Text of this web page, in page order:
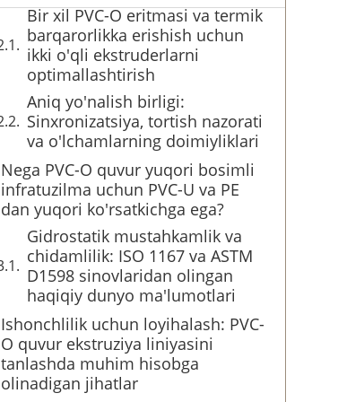
Bir xil PVC-O eritmasi va termik
barqarorlikka erishish uchun
ikki o'qli ekstruderlarni
optimallashtirish
Aniq yo'nalish birligi:
Sinxronizatsiya, tortish nazorati
va o'lchamlarning doimiyliklari
Nega PVC-O quvur yuqori bosimli
infratuzilma uchun PVC-U va PE
dan yuqori ko'rsatkichga ega?
Gidrostatik mustahkamlik va
chidamlilik: ISO 1167 va ASTM
D1598 sinovlaridan olingan
haqiqiy dunyo ma'lumotlari
Ishonchlilik uchun loyihalash: PVC-
O quvur ekstruziya liniyasini
tanlashda muhim hisobga
olinadigan jihatlar